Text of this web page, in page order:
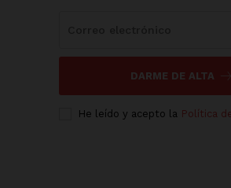
DARME DE ALTA
He leído y acepto la Política